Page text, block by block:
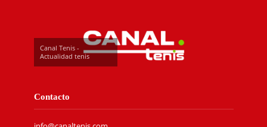
Canal Tenis -
Actualidad tenis
Contacto